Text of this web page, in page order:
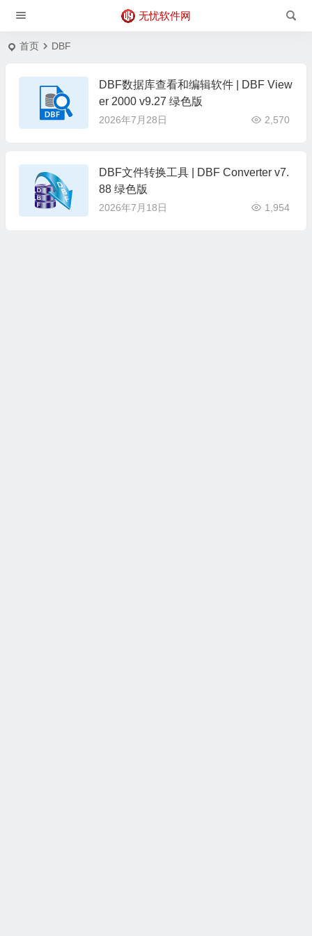
无忧软件网
首页 DBF
DBF数据库查看和编辑软件 | DBF View
er 2000 v9.27 绿色版
2026年7月28日 2,570
DBF文件转换工具 | DBF Converter v7.
88 绿色版
2026年7月18日 1,954